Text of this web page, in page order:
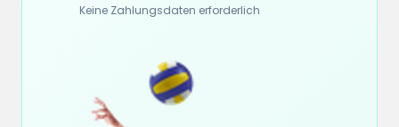
Keine Zahlungsdaten erforderlich